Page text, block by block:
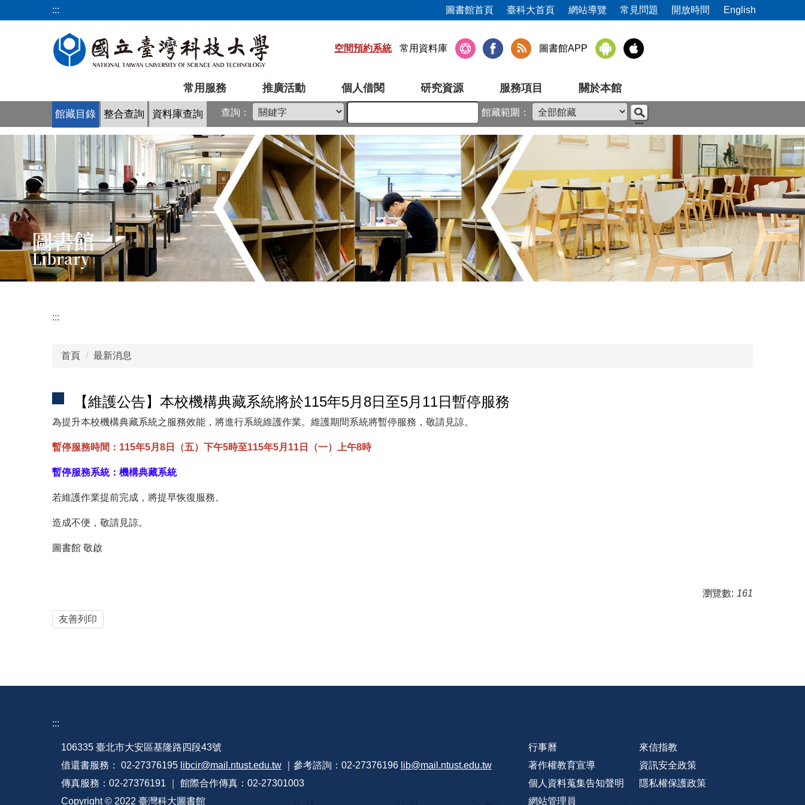
到
::: 圖書館首頁 臺科大首頁 網站導覽 常見問題 開放時間 English
常用服務 推廣活動 個人借閱 研究資源 服務項目 關於本館
空間預約系統 常用資料庫 圖書館APP
圖書館
Library
館藏目錄 整合查詢 資料庫查詢 查詢： 館藏範圍：
:::
首頁 最新消息
【維護公告】本校機構典藏系統將於115年5月8日至5月11日暫停服務
為提升本校機構典藏系統之服務效能，將進行系統維護作業。維護期間系統將暫停服務，敬請見諒。
暫停服務時間：115年5月8日（五）下午5時至115年5月11日（一）上午8時
暫停服務系統：機構典藏系統
若維護作業提前完成，將提早恢復服務。
造成不便，敬請見諒。
圖書館 敬啟
瀏覽數: 161
友善列印
:::
106335 臺北市大安區基隆路四段43號
借還書服務： 02-27376195 libcir@mail.ntust.edu.tw ｜參考諮詢：02-27376196 lib@mail.ntust.edu.tw
傳真服務：02-27376191 ｜ 館際合作傳真：02-27301003
Copyright © 2022 臺灣科大圖書館
行事曆
來信指教
著作權教育宣導
資訊安全政策
個人資料蒐集告知聲明
隱私權保護政策
網站管理員